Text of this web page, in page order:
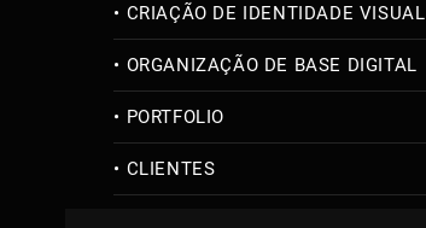
CRIAÇÃO DE IDENTIDADE VISUAL
ORGANIZAÇÃO DE BASE DIGITAL
PORTFOLIO
CLIENTES